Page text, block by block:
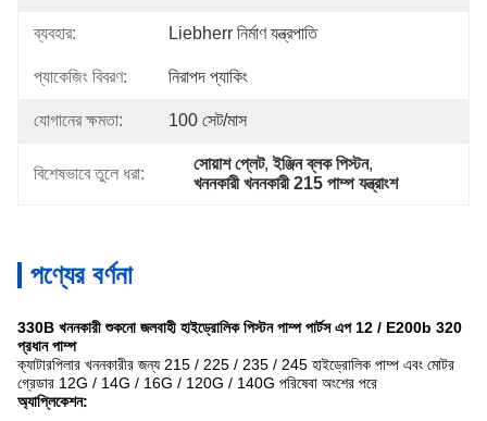
ব্যবহার: Liebherr নির্মাণ যন্ত্রপাতি
প্যাকেজিং বিবরণ: নিরাপদ প্যাকিং
যোগানের ক্ষমতা: 100 সেট/মাস
বিশেষভাবে তুলে ধরা:
সোয়াশ প্লেট, ইঞ্জিন ব্লক পিস্টন,
খননকারী খননকারী 215 পাম্প যন্ত্রাংশ
পণ্যের বর্ণনা
330B খননকারী শুকনো জলবাহী হাইড্রোলিক পিস্টন পাম্প পার্টস এপ 12 / E200b 320
প্রধান পাম্প
ক্যাটারপিলার খননকারীর জন্য 215 / 225 / 235 / 245 হাইড্রোলিক পাম্প এবং মোটর
গ্রেডার 12G / 14G / 16G / 120G / 140G পরিষেবা অংশের পরে
অ্যাপ্লিকেশন: